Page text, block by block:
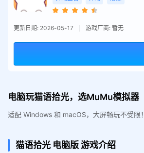
更新日期: 2026-05-17 游戏厂商: 暂无
电脑玩猫语拾光，选MuMu模拟器
适配 Windows 和 macOS，大屏畅玩不受限！
猫语拾光 电脑版游戏介绍